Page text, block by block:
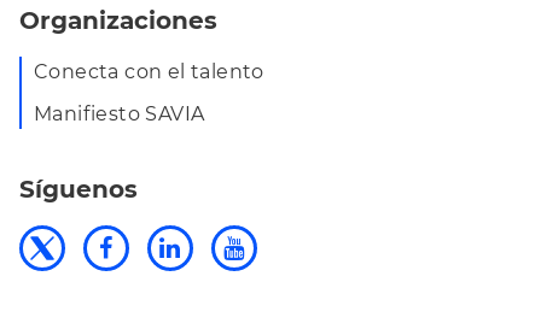
Organizaciones
Conecta con el talento
Manifiesto SAVIA
Síguenos